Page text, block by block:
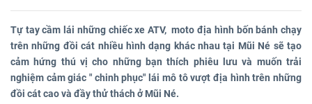
Tự tay cầm lái những chiếc xe ATV, moto địa hình bốn bánh chạy
trên những đồi cát nhiều hình dạng khác nhau tại Mũi Né sẽ tạo
cảm hứng thú vị cho những bạn thích phiêu lưu và muốn trải
nghiệm cảm giác " chinh phục" lái mô tô vượt địa hình trên những
đồi cát cao và đầy thử thách ở Mũi Né.